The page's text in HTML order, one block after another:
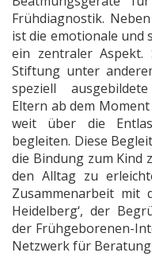
Frühdiagnostik.
ist die emotionale und
ein zentraler
Stiftung unter
speziell
Eltern ab dem
weit über die
begleiten. Diese
die Bindung zum Kind
den Alltag zu
Zusammenarbeit mit
Heidelberg‘, der
der Frühgeborenen-
Netzwerk für